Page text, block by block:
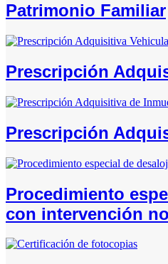
Patrimonio Familiar
Prescripción
Prescripción
Procedimiento
con intervención